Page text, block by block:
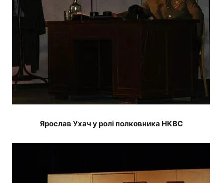
Ярослав Ухач у ролі полковника НКВC